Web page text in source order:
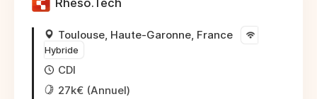
Rheso.Tech
Toulouse, Haute-Garonne, France
Hybride
CDI
27k€ (Annuel)